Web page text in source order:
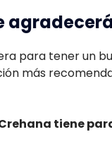
para tener un
más
tiene